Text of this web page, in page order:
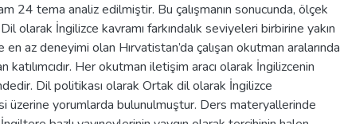
24 tema analiz edilmiştir. Bu çalışmanın sonucunda, ölçek
olarak İngilizce kavramı farkındalık seviyeleri birbirine yakın
az deneyimi olan Hırvatistan’da çalışan okutman aralarında
katılımcıdır. Her okutman iletişim aracı olarak İngilizcenin
Dil politikası olarak Ortak dil olarak İngilizce
yorumlarda bulunulmuştur. Ders materyallerinde